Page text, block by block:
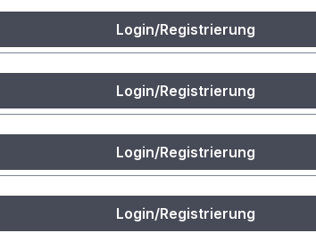
Login/Registrierung
Login/Registrierung
Login/Registrierung
Login/Registrierung